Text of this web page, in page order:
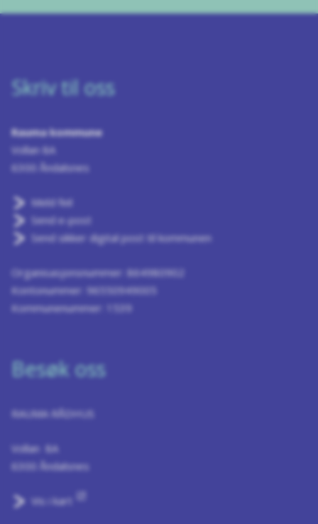
Skriv til oss
Rauma kommune
Vollan 8A
6300 Åndalsnes
Meld feil
Send e-post
Send sikker digital post til kommunen
Organisasjonsnummer: 864980902
Kontonummer: 96550949005
Kommunenummer: 1539
Besøk oss
RAUMA RÅDHUS
Vollan 8A
6300 Åndalsnes
Vis i kart